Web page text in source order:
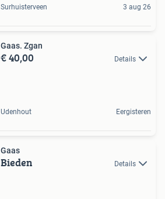
Surhuisterveen 3 aug 26
Gaas. Zgan
€ 40,00 Details
Udenhout Eergisteren
Gaas
Bieden Details